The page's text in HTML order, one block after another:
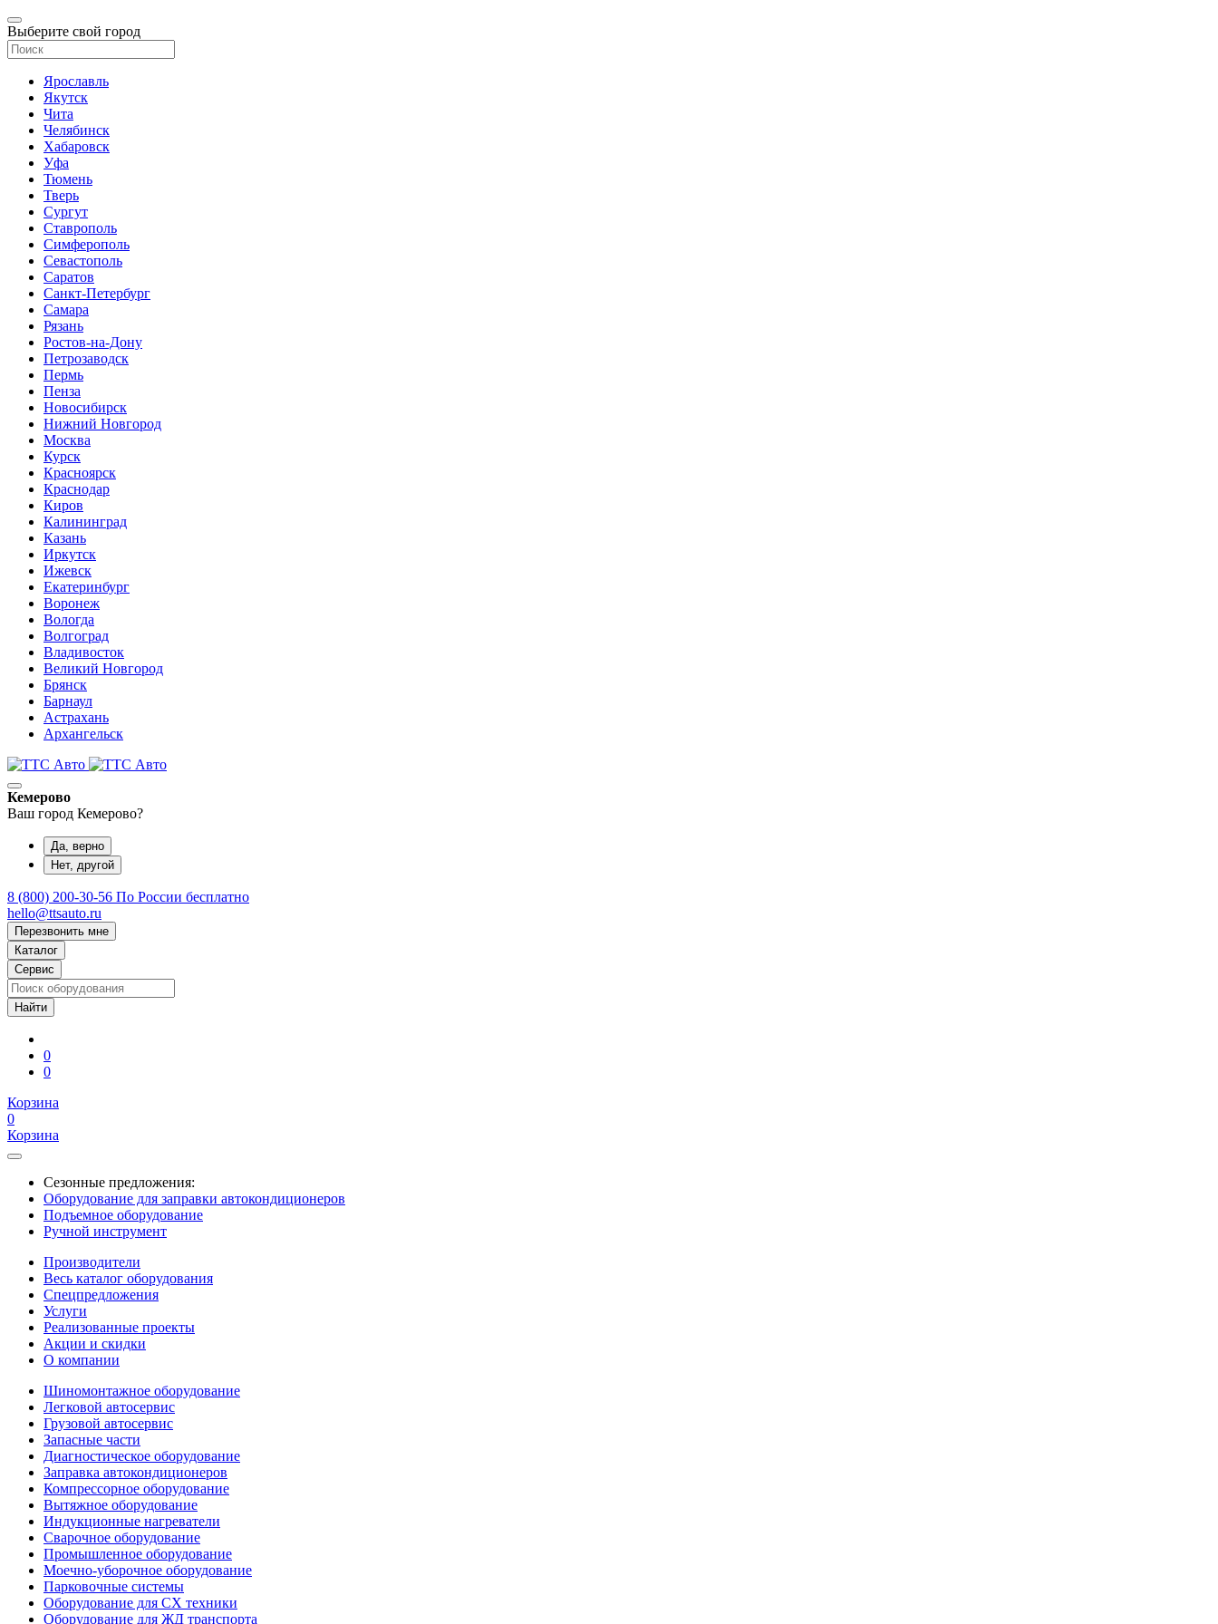
Выберите свой город
Ярославль
Якутск
Чита
Челябинск
Хабаровск
Уфа
Тюмень
Тверь
Сургут
Ставрополь
Симферополь
Севастополь
Саратов
Санкт-Петербург
Самара
Рязань
Ростов-на-Дону
Петрозаводск
Пермь
Пенза
Новосибирск
Нижний Новгород
Москва
Курск
Красноярск
Краснодар
Киров
Калининград
Казань
Иркутск
Ижевск
Екатеринбург
Воронеж
Вологда
Волгоград
Владивосток
Великий Новгород
Брянск
Барнаул
Астрахань
Архангельск
Кемерово
Ваш город Кемерово?
Да, верно
Нет, другой
8 (800) 200-30-56 По России бесплатно
hello@ttsauto.ru
Перезвонить мне
Каталог
Сервис
0
0
Корзина
0
Корзина
Сезонные предложения:
Оборудование для заправки автокондиционеров
Подъемное оборудование
Ручной инструмент
Производители
Весь каталог оборудования
Спецпредложения
Услуги
Реализованные проекты
Акции и скидки
О компании
Шиномонтажное оборудование
Легковой автосервис
Грузовой автосервис
Запасные части
Диагностическое оборудование
Заправка автокондиционеров
Компрессорное оборудование
Вытяжное оборудование
Индукционные нагреватели
Сварочное оборудование
Промышленное оборудование
Моечно-уборочное оборудование
Парковочные системы
Оборудование для СХ техники
Оборудование для ЖД транспорта